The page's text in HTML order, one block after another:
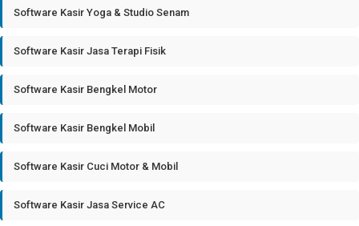
Software Kasir Yoga & Studio Senam
Software Kasir Jasa Terapi Fisik
Software Kasir Bengkel Motor
Software Kasir Bengkel Mobil
Software Kasir Cuci Motor & Mobil
Software Kasir Jasa Service AC